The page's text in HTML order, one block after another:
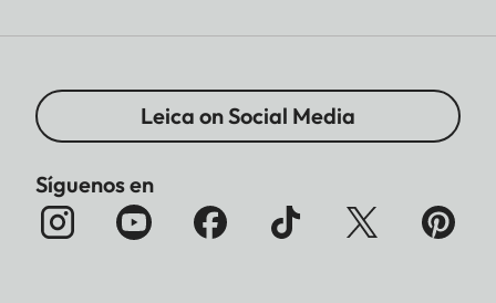
Leica on Social Media
Síguenos en